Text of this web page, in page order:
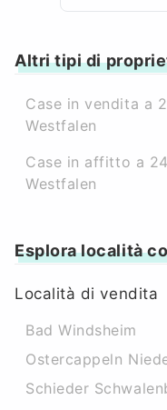
Altri tipi di
Case in vendita a
Westfalen
Case in affitto a
Westfalen
Esplora località
Località di vendita
Bad Windsheim
Ostercappeln
Schieder